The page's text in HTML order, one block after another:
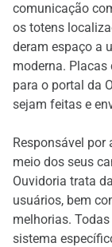
comunicação
os totens
deram espaço a
moderna. Placas
para o portal da
sejam feitas e
Responsável
meio dos seus
Ouvidoria trata
usuários, bem
melhorias.
sistema